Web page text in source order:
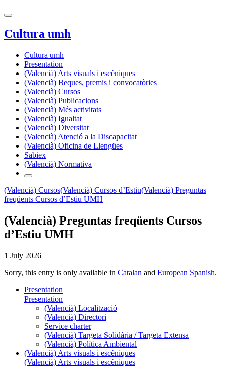
Cultura umh
Cultura umh
Presentation
(Valencià) Arts visuals i escèniques
(Valencià) Beques, premis i convocatòries
(Valencià) Cursos
(Valencià) Publicacions
(Valencià) Més activitats
(Valencià) Igualtat
(Valencià) Diversitat
(Valencià) Atenció a la Discapacitat
(Valencià) Oficina de Llengües
Sabiex
(Valencià) Normativa
(Valencià) Cursos(Valencià) Cursos d’Estiu(Valencià) Preguntas
freqüents Cursos d’Estiu UMH
(Valencià) Preguntas freqüents Cursos
d’Estiu UMH
1 July 2026
Sorry, this entry is only available in Catalan and European Spanish.
Presentation
Presentation
(Valencià) Localització
(Valencià) Directori
Service charter
(Valencià) Targeta Solidària / Targeta Extensa
(Valencià) Política Ambiental
(Valencià) Arts visuals i escèniques
(Valencià) Arts visuals i escèniques